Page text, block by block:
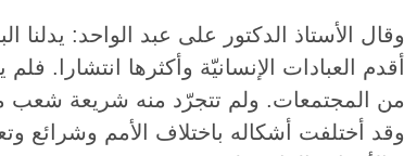
وقال الأستاذ الدكتور على عبد الواحد:
أقدم العبادات الإنسانيّة وأكثرها انتشارا.
من المجتمعات. ولم تتجرّد منه شريعة شعب
وقد أختلفت أشكاله باختلاف الأمم وشرائع